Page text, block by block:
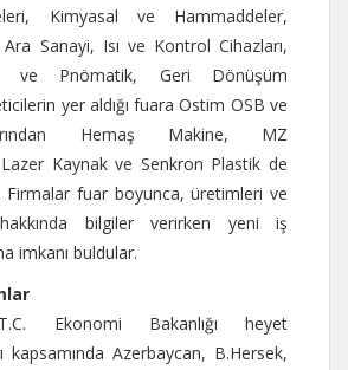
Kimyasal ve Hammaddeler,
Sanayi, Isı ve Kontrol Cihazları,
ve Pnömatik, Geri Dönüşüm
yer aldığı fuara Ostim OSB ve
Hemaş Makine, MZ
Kaynak ve Senkron Plastik de
Firmalar fuar boyunca, üretimleri ve
bilgiler verirken yeni iş
imkanı buldular.
Ekonomi Bakanlığı heyet
kapsamında Azerbaycan, B.Hersek,